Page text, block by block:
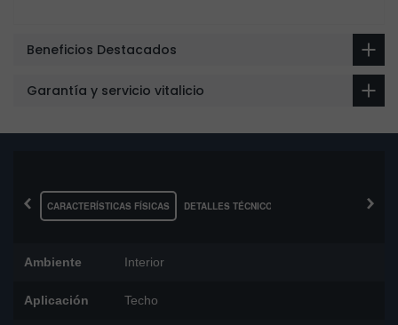
Beneficios Destacados
Garantía y servicio vitalicio
‹ CARACTERÍSTICAS FÍSICAS DETALLES TÉCNICOS ›
Ambiente Interior
Aplicación Techo